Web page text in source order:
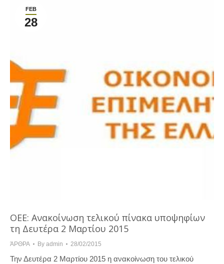
FEB
28
ΟΕΕ: Ανακοίνωση τελικού πίνακα υποψηφίων
τη Δευτέρα 2 Μαρτίου 2015
ΆΡΘΡΑ By admin 28/02/2015
Την Δευτέρα 2 Μαρτίου 2015 η ανακοίνωση του τελικού